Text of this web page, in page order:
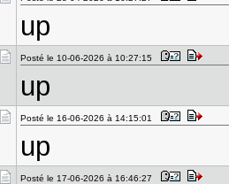
up
Posté le 10-06-2026 à 10:27:15
up
Posté le 16-06-2026 à 14:15:01
up
Posté le 17-06-2026 à 16:46:27